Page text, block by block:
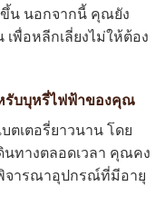
น นอกจากนี้ คุณยัง
พื่อหลีกเลี่ยงไม่ให้ต้อง
รับบุหรี่ไฟฟ้าของคุณ
ตเตอรี่ยาวนาน โดย
นทางตลอดเวลา คุณคง
จารณาอุปกรณ์ที่มีอายุ